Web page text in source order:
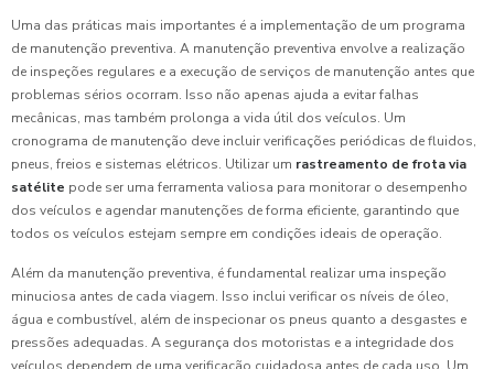
Uma das práticas mais importantes é a implementação de um programa
de manutenção preventiva. A manutenção preventiva envolve a realização
de inspeções regulares e a execução de serviços de manutenção antes que
problemas sérios ocorram. Isso não apenas ajuda a evitar falhas
mecânicas, mas também prolonga a vida útil dos veículos. Um
cronograma de manutenção deve incluir verificações periódicas de fluidos,
pneus, freios e sistemas elétricos. Utilizar um rastreamento de frota via
satélite pode ser uma ferramenta valiosa para monitorar o desempenho
dos veículos e agendar manutenções de forma eficiente, garantindo que
todos os veículos estejam sempre em condições ideais de operação.
Além da manutenção preventiva, é fundamental realizar uma inspeção
minuciosa antes de cada viagem. Isso inclui verificar os níveis de óleo,
água e combustível, além de inspecionar os pneus quanto a desgastes e
pressões adequadas. A segurança dos motoristas e a integridade dos